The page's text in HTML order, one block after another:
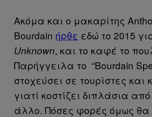
Ακόμα και ο μακαρίτης
Bourdain ήρθε εδώ το 2015
Unknown, και το καφέ το
Παρήγγειλα το “Bourdain
στοχεύσει σε τουρίστες και
γιατί κοστίζει διπλάσια από
άλλο. Πόσες φορές όμως θα